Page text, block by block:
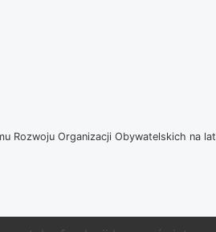
Rozwoju Organizacji Obywatelskich na